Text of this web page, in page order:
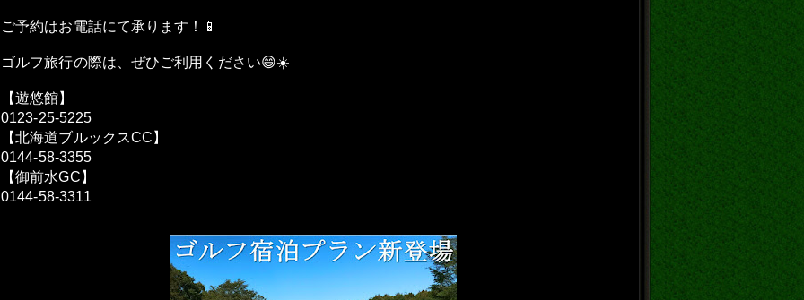
ご予約はお電話にて承ります！📱
ゴルフ旅行の際は、ぜひご利用ください😄☀️
【遊悠館】
0123-25-5225
【北海道ブルックスCC】
0144-58-3355
【御前水GC】
0144-58-3311